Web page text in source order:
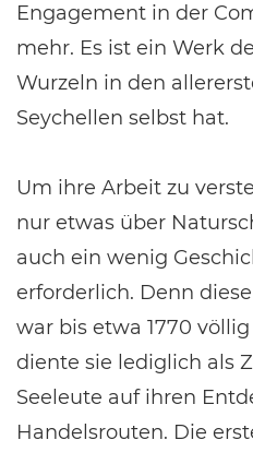
Engagement in der
mehr. Es ist ein Werk
Wurzeln in den
Seychellen selbst hat.
Um ihre Arbeit zu
nur etwas über
auch ein wenig
erforderlich. Denn
war bis etwa 1770
diente sie lediglich als
Seeleute auf ihren
Handelsrouten. Die